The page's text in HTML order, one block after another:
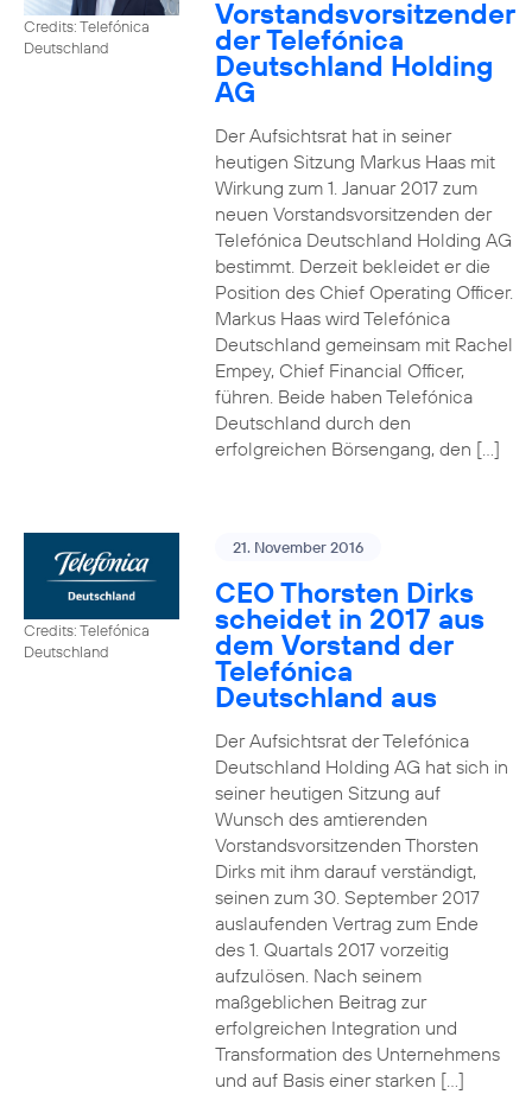
Credits: Telefónica
Deutschland
Vorstandsvorsitzender
der Telefónica
Deutschland Holding
AG
Der Aufsichtsrat hat in seiner
heutigen Sitzung Markus Haas mit
Wirkung zum 1. Januar 2017 zum
neuen Vorstandsvorsitzenden der
Telefónica Deutschland Holding AG
bestimmt. Derzeit bekleidet er die
Position des Chief Operating Officer.
Markus Haas wird Telefónica
Deutschland gemeinsam mit Rachel
Empey, Chief Financial Officer,
führen. Beide haben Telefónica
Deutschland durch den
erfolgreichen Börsengang, den […]
Credits: Telefónica
Deutschland
21. November 2016
CEO Thorsten Dirks
scheidet in 2017 aus
dem Vorstand der
Telefónica
Deutschland aus
Der Aufsichtsrat der Telefónica
Deutschland Holding AG hat sich in
seiner heutigen Sitzung auf
Wunsch des amtierenden
Vorstandsvorsitzenden Thorsten
Dirks mit ihm darauf verständigt,
seinen zum 30. September 2017
auslaufenden Vertrag zum Ende
des 1. Quartals 2017 vorzeitig
aufzulösen. Nach seinem
maßgeblichen Beitrag zur
erfolgreichen Integration und
Transformation des Unternehmens
und auf Basis einer starken […]